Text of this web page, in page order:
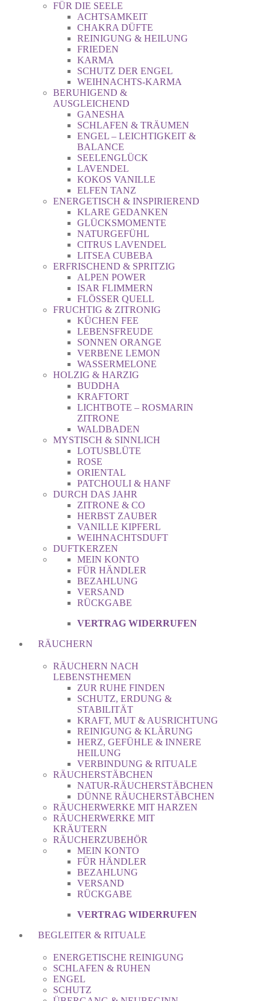
FÜR DIE SEELE
ACHTSAMKEIT
CHAKRA DÜFTE
REINIGUNG & HEILUNG
FRIEDEN
KARMA
SCHUTZ DER ENGEL
WEIHNACHTS-KARMA
BERUHIGEND &
AUSGLEICHEND
GANESHA
SCHLAFEN & TRÄUMEN
ENGEL – LEICHTIGKEIT &
BALANCE
SEELENGLÜCK
LAVENDEL
KOKOS VANILLE
ELFEN TANZ
ENERGETISCH & INSPIRIEREND
KLARE GEDANKEN
GLÜCKSMOMENTE
NATURGEFÜHL
CITRUS LAVENDEL
LITSEA CUBEBA
ERFRISCHEND & SPRITZIG
ALPEN POWER
ISAR FLIMMERN
FLÖSSER QUELL
FRUCHTIG & ZITRONIG
KÜCHEN FEE
LEBENSFREUDE
SONNEN ORANGE
VERBENE LEMON
WASSERMELONE
HOLZIG & HARZIG
BUDDHA
KRAFTORT
LICHTBOTE – ROSMARIN
ZITRONE
WALDBADEN
MYSTISCH & SINNLICH
LOTUSBLÜTE
ROSE
ORIENTAL
PATCHOULI & HANF
DURCH DAS JAHR
ZITRONE & CO
HERBST ZAUBER
VANILLE KIPFERL
WEIHNACHTSDUFT
DUFTKERZEN
MEIN KONTO
FÜR HÄNDLER
BEZAHLUNG
VERSAND
RÜCKGABE
VERTRAG WIDERRUFEN
RÄUCHERN
RÄUCHERN NACH
LEBENSTHEMEN
ZUR RUHE FINDEN
SCHUTZ, ERDUNG &
STABILITÄT
KRAFT, MUT & AUSRICHTUNG
REINIGUNG & KLÄRUNG
HERZ, GEFÜHLE & INNERE
HEILUNG
VERBINDUNG & RITUALE
RÄUCHERSTÄBCHEN
NATUR-RÄUCHERSTÄBCHEN
DÜNNE RÄUCHERSTÄBCHEN
RÄUCHERWERKE MIT HARZEN
RÄUCHERWERKE MIT
KRÄUTERN
RÄUCHERZUBEHÖR
MEIN KONTO
FÜR HÄNDLER
BEZAHLUNG
VERSAND
RÜCKGABE
VERTRAG WIDERRUFEN
BEGLEITER & RITUALE
ENERGETISCHE REINIGUNG
SCHLAFEN & RUHEN
ENGEL
SCHUTZ